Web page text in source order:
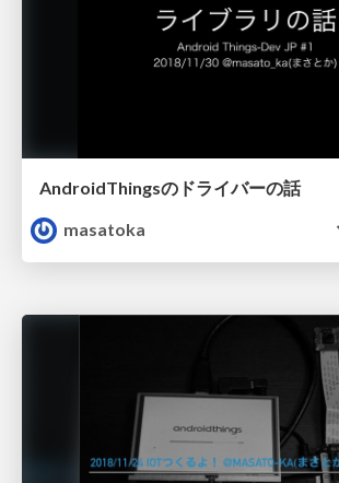
AndroidThingsのドライバーの話
masatoka